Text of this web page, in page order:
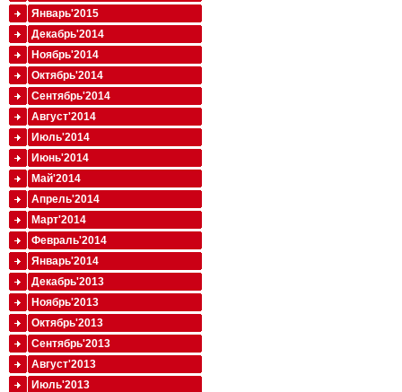
Январь'2015
Декабрь'2014
Ноябрь'2014
Октябрь'2014
Сентябрь'2014
Август'2014
Июль'2014
Июнь'2014
Май'2014
Апрель'2014
Март'2014
Февраль'2014
Январь'2014
Декабрь'2013
Ноябрь'2013
Октябрь'2013
Сентябрь'2013
Август'2013
Июль'2013